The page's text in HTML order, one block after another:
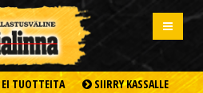
EI TUOTTEITA SIIRRY KASSALLE